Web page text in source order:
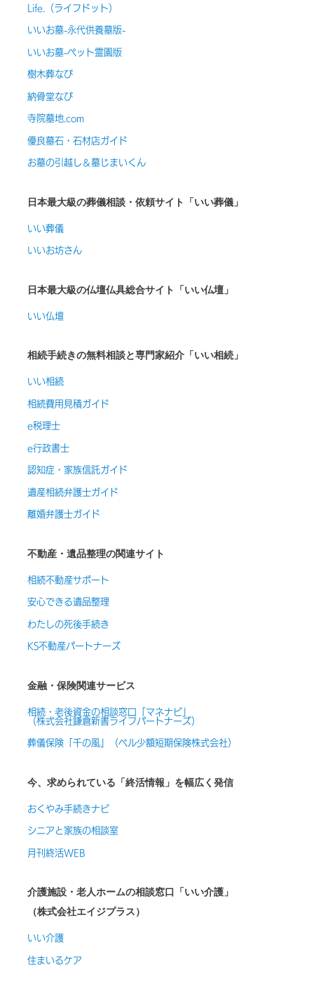
Life.（ライフドット）
いいお墓-永代供養墓版-
いいお墓-ペット霊園版
樹木葬なび
納骨堂なび
寺院墓地.com
優良墓石・石材店ガイド
お墓の引越し＆墓じまいくん
日本最大級の葬儀相談・依頼サイト「いい葬儀」
いい葬儀
いいお坊さん
日本最大級の仏壇仏具総合サイト「いい仏壇」
いい仏壇
相続手続きの無料相談と専門家紹介「いい相続」
いい相続
相続費用見積ガイド
e税理士
e行政書士
認知症・家族信託ガイド
遺産相続弁護士ガイド
離婚弁護士ガイド
不動産・遺品整理の関連サイト
相続不動産サポート
安心できる遺品整理
わたしの死後手続き
KS不動産パートナーズ
金融・保険関連サービス
相続・老後資金の相談窓口「マネナビ」
（株式会社鎌倉新書ライフパートナーズ）
葬儀保険「千の風」（ベル少額短期保険株式会社）
今、求められている「終活情報」を幅広く発信
おくやみ手続きナビ
シニアと家族の相談室
月刊終活WEB
介護施設・老人ホームの相談窓口「いい介護」
（株式会社エイジプラス）
いい介護
住まいるケア